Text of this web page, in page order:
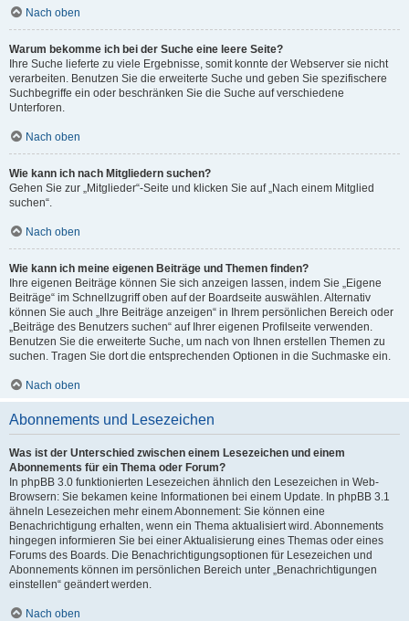
Nach oben
Warum bekomme ich bei der Suche eine leere Seite?
Ihre Suche lieferte zu viele Ergebnisse, somit konnte der Webserver sie nicht
verarbeiten. Benutzen Sie die erweiterte Suche und geben Sie spezifischere
Suchbegriffe ein oder beschränken Sie die Suche auf verschiedene
Unterforen.
Nach oben
Wie kann ich nach Mitgliedern suchen?
Gehen Sie zur „Mitglieder“-Seite und klicken Sie auf „Nach einem Mitglied
suchen“.
Nach oben
Wie kann ich meine eigenen Beiträge und Themen finden?
Ihre eigenen Beiträge können Sie sich anzeigen lassen, indem Sie „Eigene
Beiträge“ im Schnellzugriff oben auf der Boardseite auswählen. Alternativ
können Sie auch „Ihre Beiträge anzeigen“ in Ihrem persönlichen Bereich oder
„Beiträge des Benutzers suchen“ auf Ihrer eigenen Profilseite verwenden.
Benutzen Sie die erweiterte Suche, um nach von Ihnen erstellen Themen zu
suchen. Tragen Sie dort die entsprechenden Optionen in die Suchmaske ein.
Nach oben
Abonnements und Lesezeichen
Was ist der Unterschied zwischen einem Lesezeichen und einem
Abonnements für ein Thema oder Forum?
In phpBB 3.0 funktionierten Lesezeichen ähnlich den Lesezeichen in Web-
Browsern: Sie bekamen keine Informationen bei einem Update. In phpBB 3.1
ähneln Lesezeichen mehr einem Abonnement: Sie können eine
Benachrichtigung erhalten, wenn ein Thema aktualisiert wird. Abonnements
hingegen informieren Sie bei einer Aktualisierung eines Themas oder eines
Forums des Boards. Die Benachrichtigungsoptionen für Lesezeichen und
Abonnements können im persönlichen Bereich unter „Benachrichtigungen
einstellen“ geändert werden.
Nach oben